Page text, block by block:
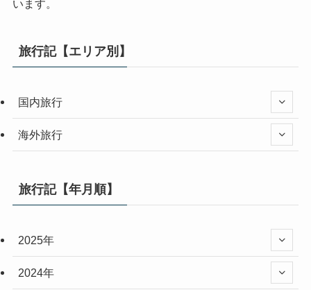
います。
旅行記【エリア別】
国内旅行
海外旅行
旅行記【年月順】
2025年
2024年